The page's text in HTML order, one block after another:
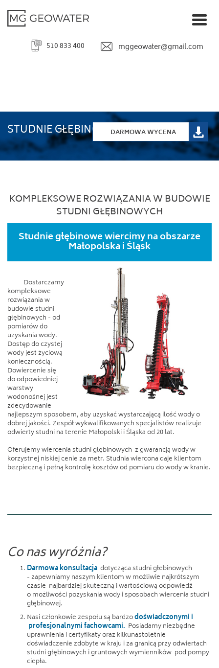
510 833 400 mggeowater@gmail.com
STUDNIE GŁĘBINOWEDARMOWA WYCENA
KOMPLEKSOWE ROZWIĄZANIA W BUDOWIE
STUDNI GŁĘBINOWYCH
Studnie głębinowe wiercimy na obszarze
Małopolska i Śląsk
Dostarczamy
kompleksowe
rozwiązania w
budowie studni
głębinowych - od
pomiarów do
uzyskania wody.
Dostęp do czystej
wody jest życiową
koniecznością.
Dowiercenie się
do odpowiedniej
warstwy
wodonośnej jest
zdecydowanie
najlepszym sposobem, aby uzyskać wystarczającą ilość wody o
dobrej jakości. Zespół wykwalifikowanych specjalistów realizuje
odwierty studni na terenie Małopolski i Śląska od 20 lat.
Oferujemy wiercenia studni głębinowych z gwarancją wody w
korzystnej niskiej cenie za metr. Studnia wiercona daje klientom
bezpieczną i pełną kontrolę kosztów od pomiaru do wody w kranie.
Co nas wyróżnia?
Darmowa konsultacja dotycząca studni głebinowych
- zapewniamy naszym klientom w możliwie najkrótszym
czasie najbardziej skuteczną i wartościową odpowiedź
o możliwości pozyskania wody i sposobach wiercenia studni
głębinowej.
Nasi członkowie zespołu są bardzodoświadczonymi i
profesjonalnymi fachowcami. Posiadamy niezbędne
uprawnienia i certyfikaty oraz kilkunastoletnie
doświadczenie zdobyte w kraju i za granicą przy odwiertach
studni głębinowych i gruntowych wymienników pod pompy
ciepła.